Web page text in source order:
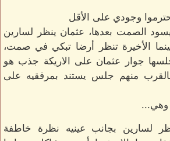
وجودي على الأقل
الصمت بعدها، عثمان ينظر لسارين
الأخيرة تنظر أرضا تبكي في صمت،
جوار عثمان على الاريكة جذب هو
بالقرب منهم جلس يستند بمرفقيه على
وهي...
لسارين بجانب عينيه نظرة خاطفة